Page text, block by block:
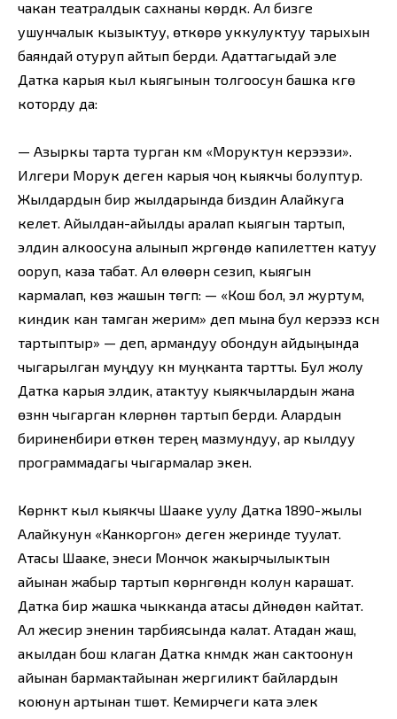
чакан театралдык сахнаны көрдүк. Ал бизге
ушунчалык кызыктуу, өткөрө уккулуктуу тарыхын
баяндай отуруп айтып берди. Адаттагыдай эле
Датка карыя кыл кыягынын толгоосун башка күүгө
которду да:
— Азыркы тарта турган күүм «Моруктун керээзи».
Илгери Морук деген карыя чоң кыякчы болуптур.
Жылдардын бир жылдарында биздин Алайкуга
келет. Айылдан-айылды аралап кыягын тартып,
элдин алкоосуна алынып жүргөндө капилеттен катуу
ооруп, каза табат. Ал өлөөрүн сезип, кыягын
кармалап, көз жашын төгүп: — «Кош бол, эл журтум,
киндик кан тамган жерим» деп мына бул керээз күүсүн
тартыптыр» — деп, армандуу обондун айдыңында
чыгарылган муңдуу күүнү муңканта тартты. Бул жолу
Датка карыя элдик, атактуу кыякчылардын жана
өзүнүн чыгарган күүлөрүнөн тартып берди. Алардын
бириненбири өткөн терең мазмундуу, ар кылдуу
программадагы чыгармалар экен.
Көрүнүктүү кыл кыякчы Шааке уулу Датка 1890-жылы
Алайкунун «Канкоргон» деген жеринде туулат.
Атасы Шааке, энеси Мончок жакырчылыктын
айынан жабыр тартып көрүнгөндүн колун карашат.
Датка бир жашка чыкканда атасы дүйнөдөн кайтат.
Ал жесир эненин тарбиясында калат. Атадан жаш,
акылдан бош клаган Датка күнүмдүк жан сактоонун
айынан бармактайынан жергиликтүү байлардын
коюнун артынан түшөт. Кемирчеги ката элек